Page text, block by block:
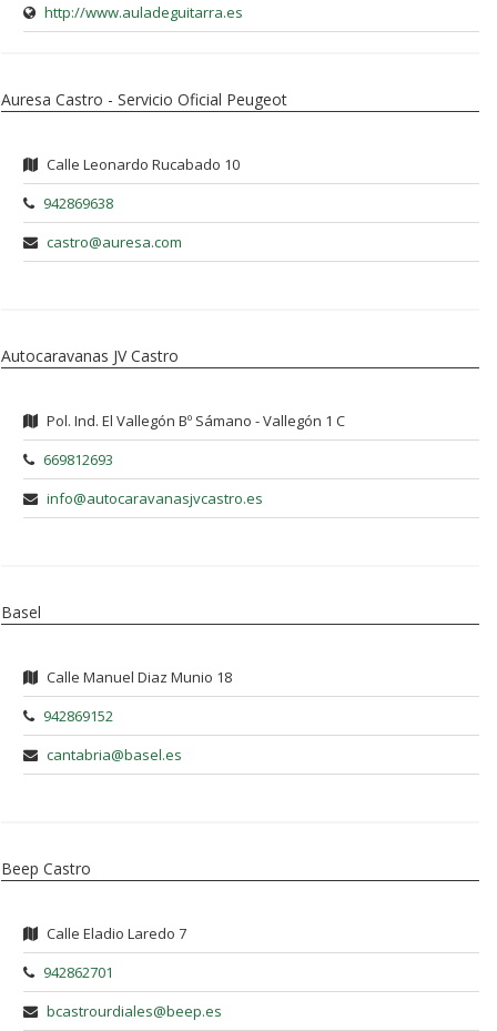
http://www.auladeguitarra.es
Auresa Castro - Servicio Oficial Peugeot
Calle Leonardo Rucabado 10
942869638
castro@auresa.com
Autocaravanas JV Castro
Pol. Ind. El Vallegón Bº Sámano - Vallegón 1 C
669812693
info@autocaravanasjvcastro.es
Basel
Calle Manuel Diaz Munio 18
942869152
cantabria@basel.es
Beep Castro
Calle Eladio Laredo 7
942862701
bcastrourdiales@beep.es